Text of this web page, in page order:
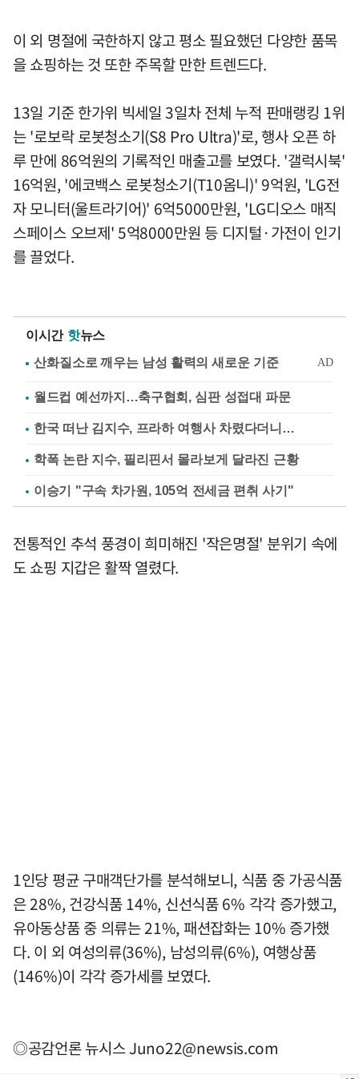
이 외 명절에 국한하지 않고 평소 필요했던 다양한 품목
을 쇼핑하는 것 또한 주목할 만한 트렌드다.
13일 기준 한가위 빅세일 3일차 전체 누적 판매랭킹 1위
는 '로보락 로봇청소기(S8 Pro Ultra)'로, 행사 오픈 하
루 만에 86억원의 기록적인 매출고를 보였다. '갤럭시북'
16억원, '에코백스 로봇청소기(T10옴니)' 9억원, 'LG전
자 모니터(울트라기어)' 6억5000만원, 'LG디오스 매직
스페이스 오브제' 5억8000만원 등 디지털·가전이 인기
를 끌었다.
이시간 핫뉴스
월드컵 예선까지…축구협회, 심판 성접대 파문
한국 떠난 김지수, 프라하 여행사 차렸다더니…
학폭 논란 지수, 필리핀서 몰라보게 달라진 근황
이승기 "구속 차가원, 105억 전세금 편취 사기"
전통적인 추석 풍경이 희미해진 '작은명절' 분위기 속에
도 쇼핑 지갑은 활짝 열렸다.
1인당 평균 구매객단가를 분석해보니, 식품 중 가공식품
은 28%, 건강식품 14%, 신선식품 6% 각각 증가했고,
유아동상품 중 의류는 21%, 패션잡화는 10% 증가했
다. 이 외 여성의류(36%), 남성의류(6%), 여행상품
(146%)이 각각 증가세를 보였다.
◎공감언론 뉴시스Juno22@newsis.com